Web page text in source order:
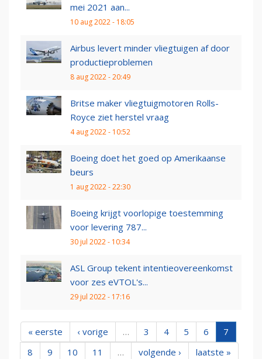
mei 2021 aan...
10 aug 2022 - 18:05
Airbus levert minder vliegtuigen af door
productieproblemen
8 aug 2022 - 20:49
Britse maker vliegtuigmotoren Rolls-
Royce ziet herstel vraag
4 aug 2022 - 10:52
Boeing doet het goed op Amerikaanse
beurs
1 aug 2022 - 22:30
Boeing krijgt voorlopige toestemming
voor levering 787...
30 jul 2022 - 10:34
ASL Group tekent intentieovereenkomst
voor zes eVTOL's...
29 jul 2022 - 17:16
« eerste ‹ vorige … 3 4 5 6
7
8
9 10 11 … volgende › laatste »